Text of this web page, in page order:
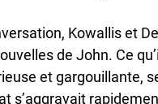
Kowallis et
de John. Ce
et gargouillante,
s’aggravait